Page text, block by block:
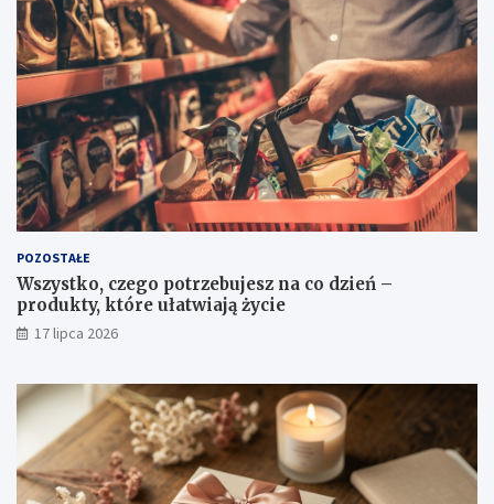
POZOSTAŁE
Wszystko, czego potrzebujesz na co dzień –
produkty, które ułatwiają życie
17 lipca 2026